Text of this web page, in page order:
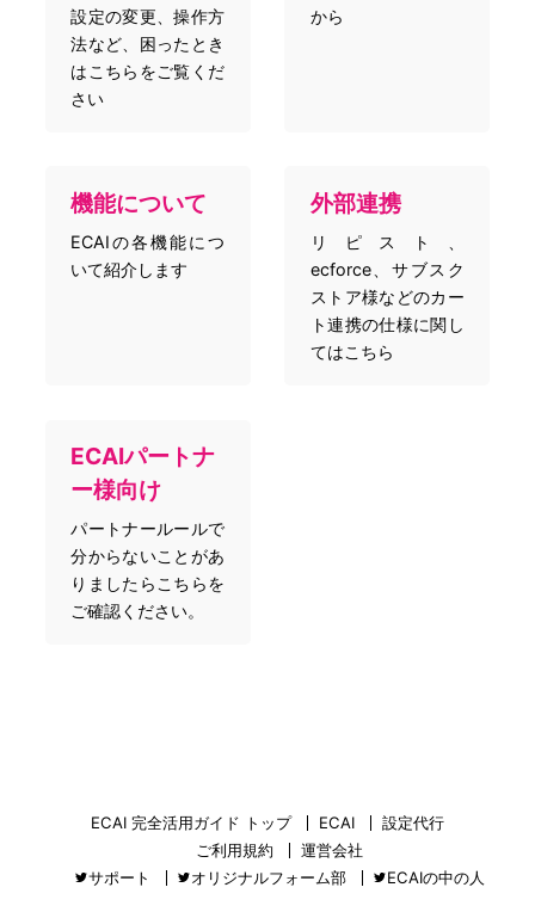
設定の変更、操作方
法など、困ったとき
はこちらをご覧くだ
さい
から
機能について
ECAIの各機能につ
いて紹介します
外部連携
リピスト、
ecforce、サブスク
ストア様などのカー
ト連携の仕様に関し
てはこちら
ECAIパートナ
ー様向け
パートナールールで
分からないことがあ
りましたらこちらを
ご確認ください。
ECAI 完全活用ガイド トップ ECAI
設定代行
ご利用規約
運営会社
サポート
オリジナルフォーム部 ECAIの中の人